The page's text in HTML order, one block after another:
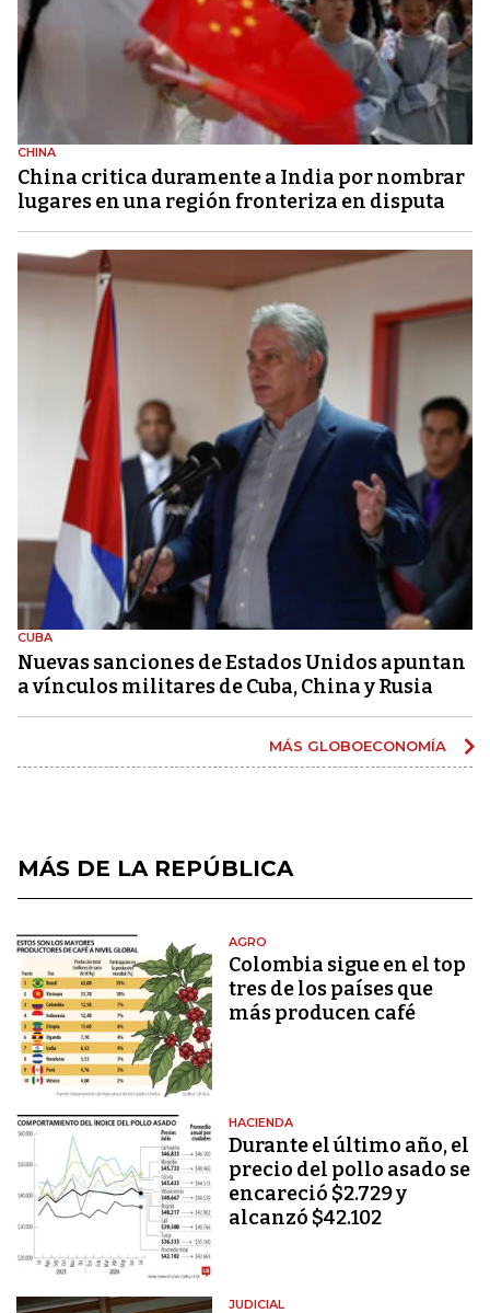
CHINA
China critica duramente a India por nombrar
lugares en una región fronteriza en disputa
CUBA
Nuevas sanciones de Estados Unidos apuntan
a vínculos militares de Cuba, China y Rusia
MÁS GLOBOECONOMÍA
MÁS DE LA REPÚBLICA
AGRO
Colombia sigue en el top
tres de los países que
más producen café
HACIENDA
Durante el último año, el
precio del pollo asado se
encareció $2.729 y
alcanzó $42.102
JUDICIAL